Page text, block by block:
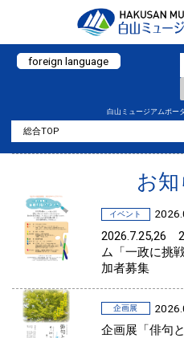
foreign language
白山ミュージアムポー
お
イベント
2026.7.25,26
ム「一政に挑
加者募集
企画展
企画展「俳句